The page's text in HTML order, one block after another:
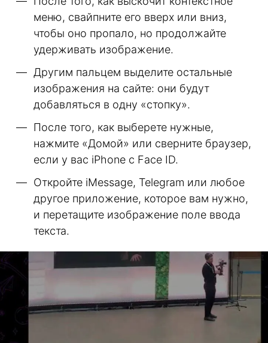
меню, свайпните его вверх или вниз,
чтобы оно пропало, но продолжайте
удерживать изображение.
Другим пальцем выделите остальные
изображения на сайте: они будут
добавляться в одну «стопку».
После того, как выберете нужные,
нажмите «Домой» или сверните браузер,
если у вас iPhone с Face ID.
Откройте iMessage, Telegram или любое
другое приложение, которое вам нужно,
и перетащите изображение поле ввода
текста.